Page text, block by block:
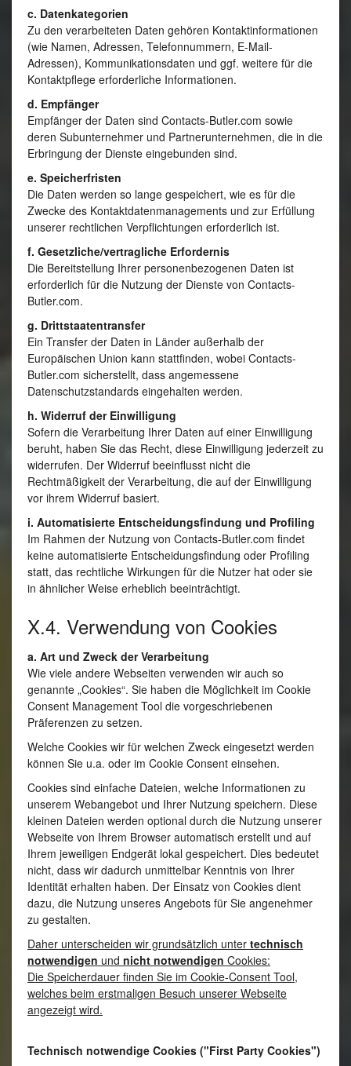
c. Datenkategorien
Zu den verarbeiteten Daten gehören Kontaktinformationen
(wie Namen, Adressen, Telefonnummern, E-Mail-
Adressen), Kommunikationsdaten und ggf. weitere für die
Kontaktpflege erforderliche Informationen.
d. Empfänger
Empfänger der Daten sind Contacts-Butler.com sowie
deren Subunternehmer und Partnerunternehmen, die in die
Erbringung der Dienste eingebunden sind.
e. Speicherfristen
Die Daten werden so lange gespeichert, wie es für die
Zwecke des Kontaktdatenmanagements und zur Erfüllung
unserer rechtlichen Verpflichtungen erforderlich ist.
f. Gesetzliche/vertragliche Erfordernis
Die Bereitstellung Ihrer personenbezogenen Daten ist
erforderlich für die Nutzung der Dienste von Contacts-
Butler.com.
g. Drittstaatentransfer
Ein Transfer der Daten in Länder außerhalb der
Europäischen Union kann stattfinden, wobei Contacts-
Butler.com sicherstellt, dass angemessene
Datenschutzstandards eingehalten werden.
h. Widerruf der Einwilligung
Sofern die Verarbeitung Ihrer Daten auf einer Einwilligung
beruht, haben Sie das Recht, diese Einwilligung jederzeit zu
widerrufen. Der Widerruf beeinflusst nicht die
Rechtmäßigkeit der Verarbeitung, die auf der Einwilligung
vor ihrem Widerruf basiert.
i. Automatisierte Entscheidungsfindung und Profiling
Im Rahmen der Nutzung von Contacts-Butler.com findet
keine automatisierte Entscheidungsfindung oder Profiling
statt, das rechtliche Wirkungen für die Nutzer hat oder sie
in ähnlicher Weise erheblich beeinträchtigt.
X.4. Verwendung von Cookies
a. Art und Zweck der Verarbeitung
Wie viele andere Webseiten verwenden wir auch so
genannte „Cookies“. Sie haben die Möglichkeit im Cookie
Consent Management Tool die vorgeschriebenen
Präferenzen zu setzen.
Welche Cookies wir für welchen Zweck eingesetzt werden
können Sie u.a. oder im Cookie Consent einsehen.
Cookies sind einfache Dateien, welche Informationen zu
unserem Webangebot und Ihrer Nutzung speichern. Diese
kleinen Dateien werden optional durch die Nutzung unserer
Webseite von Ihrem Browser automatisch erstellt und auf
Ihrem jeweiligen Endgerät lokal gespeichert. Dies bedeutet
nicht, dass wir dadurch unmittelbar Kenntnis von Ihrer
Identität erhalten haben. Der Einsatz von Cookies dient
dazu, die Nutzung unseres Angebots für Sie angenehmer
zu gestalten.
Daher unterscheiden wir grundsätzlich unter technisch
notwendigen und nicht notwendigen Cookies:
Die Speicherdauer finden Sie im Cookie-Consent Tool,
welches beim erstmaligen Besuch unserer Webseite
angezeigt wird.
Technisch notwendige Cookies ("First Party Cookies")